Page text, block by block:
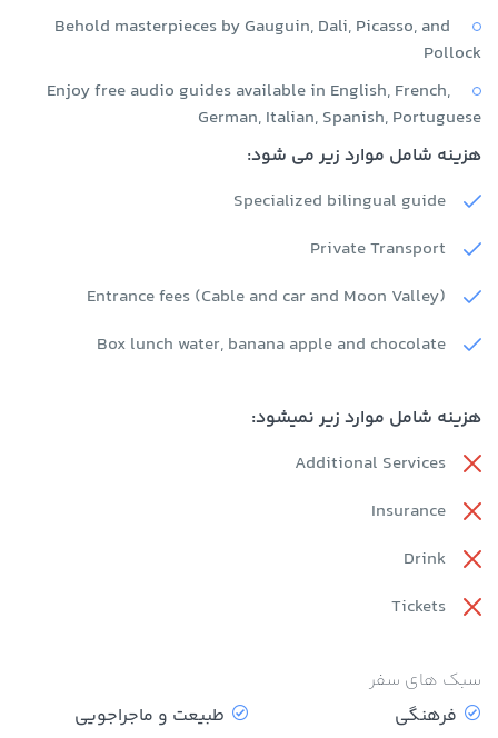
Behold masterpieces by Gauguin, Dali, Picasso, and
Pollock
Enjoy free audio guides available in English, French,
German, Italian, Spanish, Portuguese
هزینه شامل موارد زیر می شود:
Specialized bilingual guide
Private Transport
Entrance fees (Cable and car and Moon Valley)
Box lunch water, banana apple and chocolate
هزینه شامل موارد زیر نمیشود:
Additional Services
Insurance
Drink
Tickets
سبک های سفر
فرهنگی
طبیعت و ماجراجویی